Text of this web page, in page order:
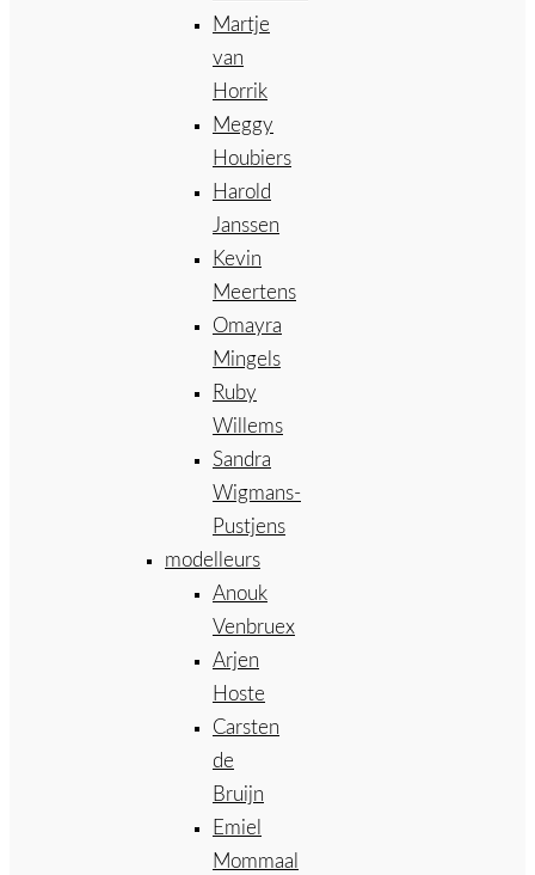
Martje
van
Horrik
Meggy
Houbiers
Harold
Janssen
Kevin
Meertens
Omayra
Mingels
Ruby
Willems
Sandra
Wigmans-
Pustjens
modelleurs
Anouk
Venbruex
Arjen
Hoste
Carsten
de
Bruijn
Emiel
Mommaal